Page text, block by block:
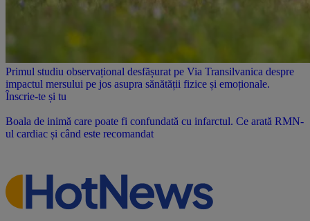
Primul studiu observațional desfășurat pe Via Transilvanica despre
impactul mersului pe jos asupra sănătății fizice și emoționale.
Înscrie-te și tu
Boala de inimă care poate fi confundată cu infarctul. Ce arată RMN-
ul cardiac și când este recomandat